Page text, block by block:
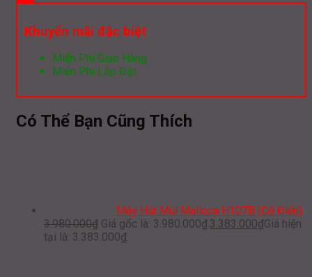
Khuyến mãi đặc biệt
Miễn Phí Giao Hàng
Miễn Phí Lắp Đặt
Có Thể Bạn Cũng Thích
Máy Hút Mùi Malloca H107B (Cổ Điển)
3.980.000₫ Giá gốc là: 3.980.000₫.3.383.000₫Giá hiện
tại là: 3.383.000₫.